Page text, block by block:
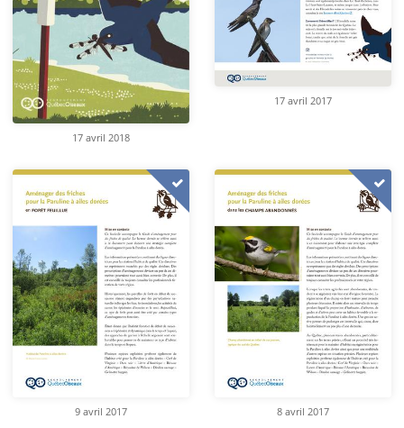
17 avril 2018
17 avril 2017
9 avril 2017 8 avril 2017